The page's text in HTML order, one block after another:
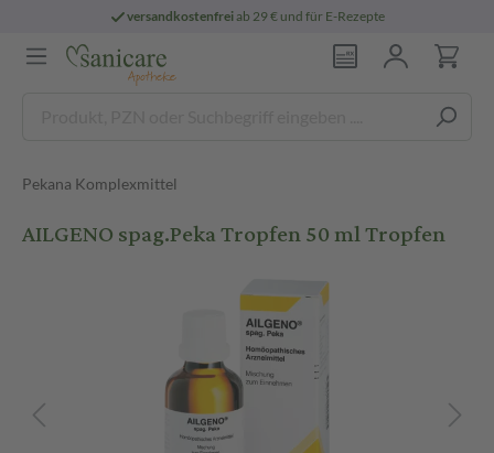
versandkostenfreiab 29 € und für E-Rezepte
Pekana Komplexmittel
AILGENO spag.Peka Tropfen 50 ml Tropfen